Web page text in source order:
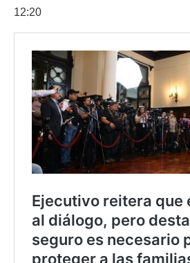
12:20